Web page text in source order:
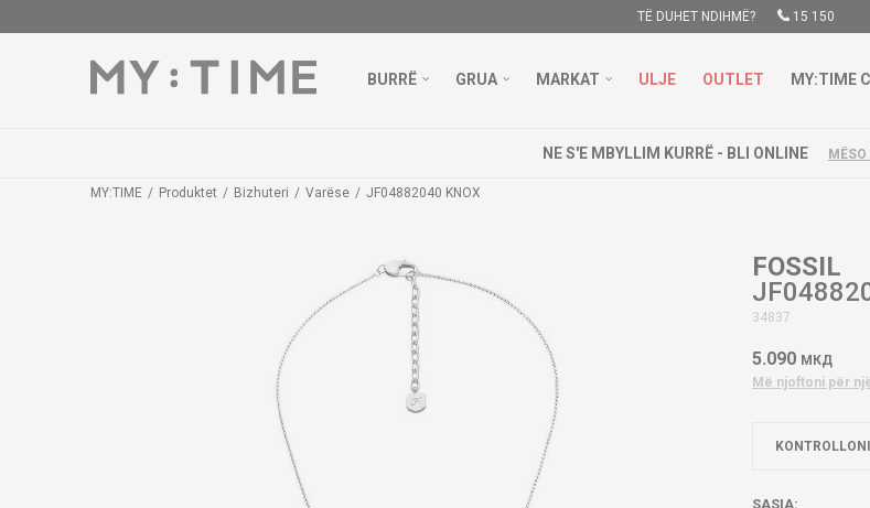
TË DUHET NDIHMË? 15 150
BURRË GRUA MARKAT ULJE OUTLET MY:TIME
NE S'E MBYLLIM KURRË - BLI ONLINE
MY:TIME Produktet Bizhuteri Varëse JF04882040 KNOX
FOSSIL
34837
5.090 МКД
Më njoftoni për
SASIA: